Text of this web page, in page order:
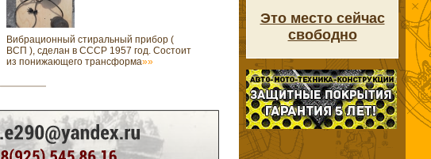
Вибрационный стиральный прибор (
ВСП ), сделан в СССР 1957 год. Состоит
из понижающего трансформа»»
Это место сейчас
свободно